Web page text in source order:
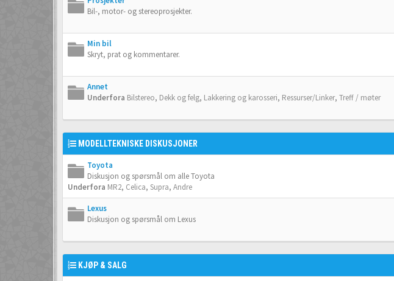
Bil-, motor- og stereoprosjekter.
Min bil
Skryt, prat og kommentarer.
Annet
Underfora Bilstereo, Dekk og felg, Lakkering og karosseri, Ressurser/Linker, Treff / møter
MODELLTEKNISKE DISKUSJONER
Toyota
Diskusjon og spørsmål om alle Toyota
Underfora MR2, Celica, Supra, Andre
Lexus
Diskusjon og spørsmål om Lexus
KJØP & SALG